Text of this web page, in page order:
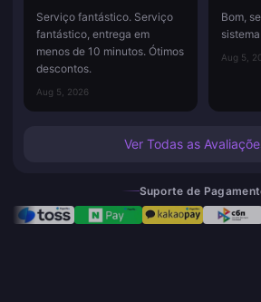
Serviço fantástico. Serviço
fantástico, entrega em
menos de 10 minutos. Ótimos
descontos.
Aug 5, 2026
Bom,
Aug 5,
Ver Todas as
Suporte de